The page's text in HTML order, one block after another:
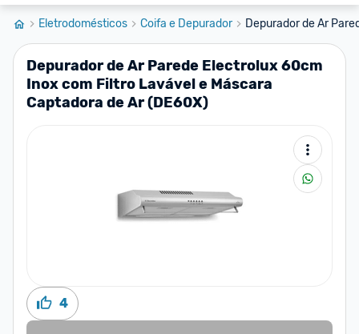
Eletrodomésticos Coifa e Depurador Depurador de Ar
Depurador de Ar Parede Electrolux 60cm
Inox com Filtro Lavável e Máscara
Captadora de Ar (DE60X)
4